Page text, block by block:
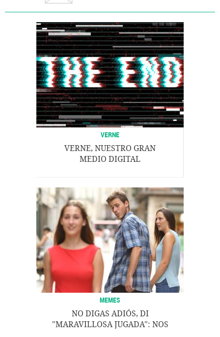
VERNE
VERNE, NUESTRO GRAN
MEDIO DIGITAL
MEMES
NO DIGAS ADIÓS, DI
"MARAVILLOSA JUGADA": NOS